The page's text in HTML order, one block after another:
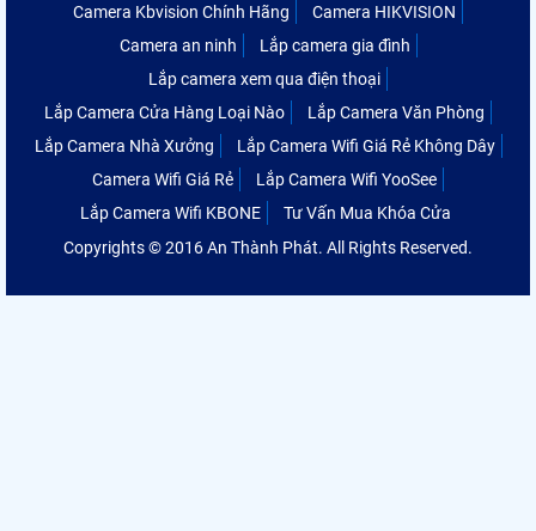
Camera Kbvision Chính Hãng
Camera HIKVISION
Camera an ninh
Lắp camera gia đình
Lắp camera xem qua điện thoại
Lắp Camera Cửa Hàng Loại Nào
Lắp Camera Văn Phòng
Lắp Camera Nhà Xưởng
Lắp Camera Wifi Giá Rẻ Không Dây
Camera Wifi Giá Rẻ
Lắp Camera Wifi YooSee
Lắp Camera Wifi KBONE
Tư Vấn Mua Khóa Cửa
Copyrights © 2016 An Thành Phát. All Rights Reserved.